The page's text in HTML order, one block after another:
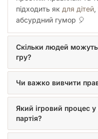
підходить як для дітей
абсурдний гумор 🎈
Скільки людей
гру?
Чи важко вивчити
Який ігровий процес у
партія?